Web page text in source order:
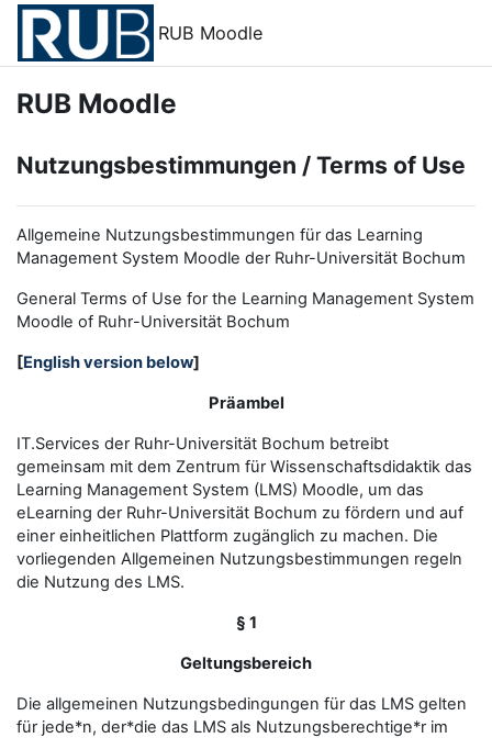
Zum Hauptinhalt
RUB Moodle
RUB Moodle
Nutzungsbestimmungen / Terms of Use
Allgemeine Nutzungsbestimmungen für das Learning
Management System Moodle der Ruhr-Universität Bochum
General Terms of Use for the Learning Management System
Moodle of Ruhr-Universität Bochum
[English version below]
Präambel
IT.Services der Ruhr-Universität Bochum betreibt
gemeinsam mit dem Zentrum für Wissenschaftsdidaktik das
Learning Management System (LMS) Moodle, um das
eLearning der Ruhr-Universität Bochum zu fördern und auf
einer einheitlichen Plattform zugänglich zu machen. Die
vorliegenden Allgemeinen Nutzungsbestimmungen regeln
die Nutzung des LMS.
§ 1
Geltungsbereich
Die allgemeinen Nutzungsbedingungen für das LMS gelten
für jede*n, der*die das LMS als Nutzungsberechtige*r im